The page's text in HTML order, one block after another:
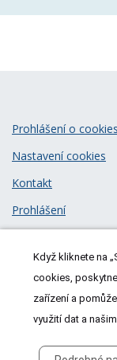
© 2026MeDitorial|
Prohlášení o cookies
Nastavení cookies
Kontakt
Prohlášení
Když kliknete na
cookies,
zařízení a
využití dat a